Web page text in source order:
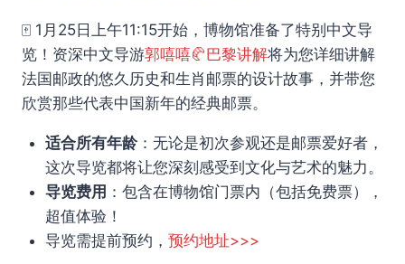
🀄 1月25日上午11:15开始，博物馆准备了特别中文导
览！资深中文导游郭嘻嘻🥐巴黎讲解将为您详细讲解
法国邮政的悠久历史和生肖邮票的设计故事，并带您
欣赏那些代表中国新年的经典邮票。
适合所有年龄：无论是初次参观还是邮票爱好者，
这次导览都将让您深刻感受到文化与艺术的魅力。
导览费用 ：包含在博物馆门票内（包括免费票），
超值体验！
导览需提前预约， 预约地址>>>